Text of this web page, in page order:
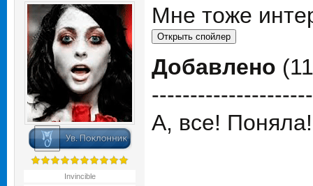
Invincible
Мне тоже
Добавлено
А, все!